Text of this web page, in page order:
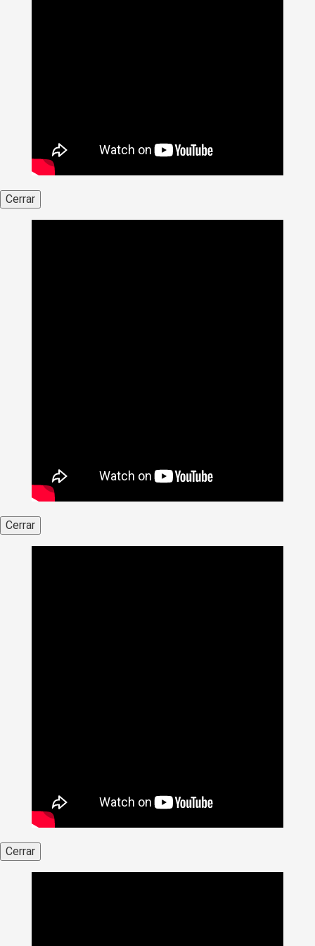
Cerrar
Cerrar
Cerrar